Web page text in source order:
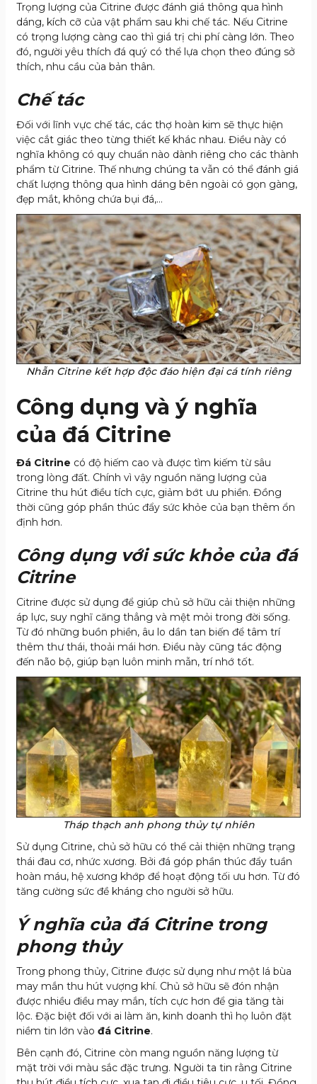
Trọng lượng của Citrine được đánh giá thông qua hình
dáng, kích cỡ của vật phẩm sau khi chế tác. Nếu Citrine
có trọng lượng càng cao thì giá trị chi phí càng lớn. Theo
đó, người yêu thích đá quý có thể lựa chọn theo đúng sở
thích, nhu cầu của bản thân.
Chế tác
Đối với lĩnh vực chế tác, các thợ hoàn kim sẽ thực hiện
việc cắt giác theo từng thiết kế khác nhau. Điều này có
nghĩa không có quy chuẩn nào dành riêng cho các thành
phẩm từ Citrine. Thế nhưng chúng ta vẫn có thể đánh giá
chất lượng thông qua hình dáng bên ngoài có gọn gàng,
đẹp mắt, không chứa bụi đá,…
Nhẫn Citrine kết hợp độc đáo hiện đại cá tính riêng
Công dụng và ý nghĩa
của đá Citrine
Đá Citrine có độ hiếm cao và được tìm kiếm từ sâu
trong lòng đất. Chính vì vậy nguồn năng lượng của
Citrine thu hút điều tích cực, giảm bớt ưu phiền. Đồng
thời cũng góp phần thúc đẩy sức khỏe của bạn thêm ổn
định hơn.
Công dụng với sức khỏe của đá
Citrine
Citrine được sử dụng để giúp chủ sở hữu cải thiện những
áp lực, suy nghĩ căng thẳng và mệt mỏi trong đời sống.
Từ đó những buồn phiền, âu lo dần tan biến để tâm trí
thêm thư thái, thoải mái hơn. Điều này cũng tác động
đến não bộ, giúp bạn luôn minh mẫn, trí nhớ tốt.
Tháp thạch anh phong thủy tự nhiên
Sử dụng Citrine, chủ sở hữu có thể cải thiện những trạng
thái đau cơ, nhức xương. Bởi đá góp phần thúc đẩy tuần
hoàn máu, hệ xương khớp để hoạt động tối ưu hơn. Từ đó
tăng cường sức đề kháng cho người sở hữu.
Ý nghĩa của đá Citrine trong
phong thủy
Trong phong thủy, Citrine được sử dụng như một lá bùa
may mắn thu hút vượng khí. Chủ sở hữu sẽ đón nhận
được nhiều điều may mắn, tích cực hơn để gia tăng tài
lộc. Đặc biệt đối với ai làm ăn, kinh doanh thì họ luôn đặt
niềm tin lớn vào đá Citrine.
Bên cạnh đó, Citrine còn mang nguồn năng lượng từ
mặt trời với màu sắc đặc trưng. Người ta tin rằng Citrine